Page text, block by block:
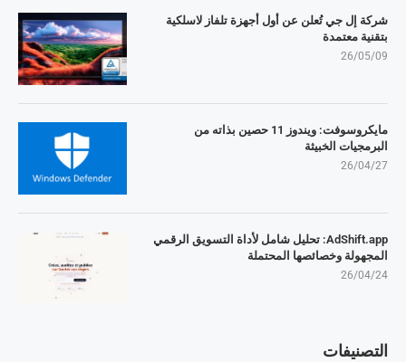
شركة إل جي تُعلن عن أول أجهزة تلفاز لاسلكية
بتقنية معتمدة
26/05/09
مايكروسوفت: ويندوز 11 حصين بذاته من
البرمجيات الخبيثة
26/04/27
AdShift.app: تحليل شامل لأداة التسويق الرقمي
المجهولة وخصائصها المحتملة
26/04/24
التصنيفات